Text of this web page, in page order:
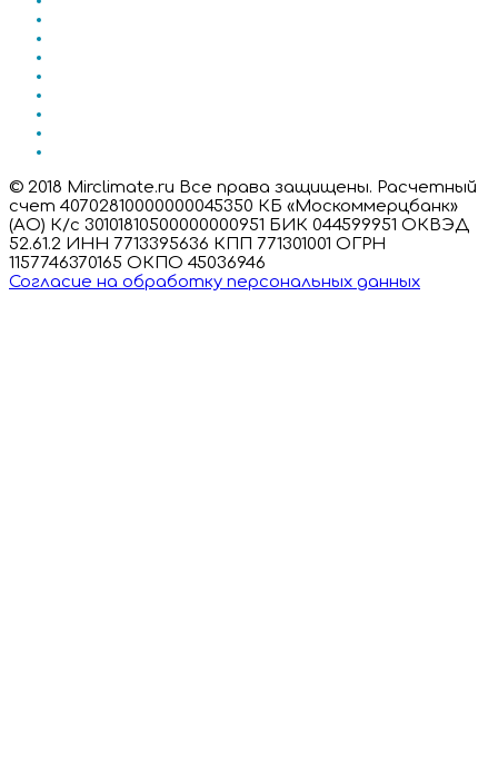
© 2018 Mirclimate.ru Все права защищены. Расчетный
счет 40702810000000045350 КБ «Москоммерцбанк»
(АО) К/с 30101810500000000951 БИК 044599951 ОКВЭД
52.61.2 ИНН 7713395636 КПП 771301001 ОГРН
1157746370165 ОКПО 45036946
Согласие на обработку персональных данных